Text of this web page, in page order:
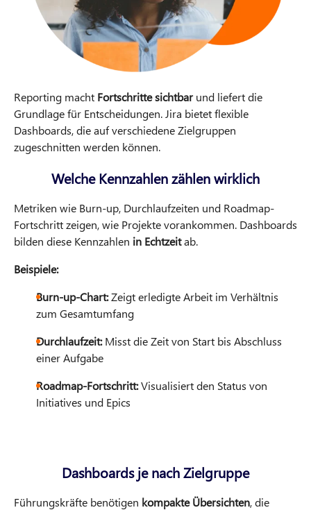
Reporting macht Fortschritte sichtbarund liefert die
Grundlage für Entscheidungen. Jira bietet flexible
Dashboards, die auf verschiedene Zielgruppen
zugeschnitten werden können.
Welche Kennzahlen zählen wirklich
Metriken wie Burn-up, Durchlaufzeiten und Roadmap-
Fortschritt zeigen, wie Projekte vorankommen. Dashboards
bilden diese Kennzahlen in Echtzeitab.
Beispiele:
Burn-up-Chart:Zeigt erledigte Arbeit im Verhältnis
zum Gesamtumfang
Durchlaufzeit:Misst die Zeit von Start bis Abschluss
einer Aufgabe
Roadmap-Fortschritt:Visualisiert den Status von
Initiatives und Epics
Dashboards je nach Zielgruppe
Führungskräfte benötigen kompakte Übersichten, die